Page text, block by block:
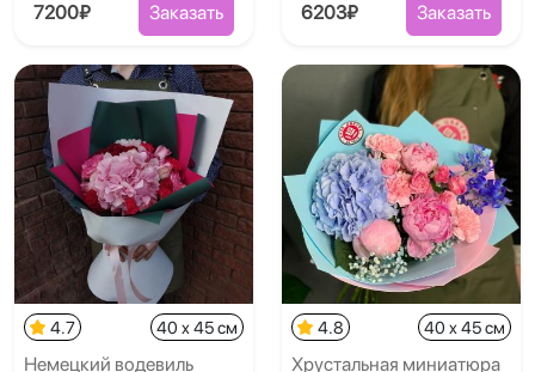
7200₽ Заказать 6203₽ Заказать
4.7 40 x 45 см
Немецкий водевиль
4.8 40 x 45 см
Хрустальная миниатюра